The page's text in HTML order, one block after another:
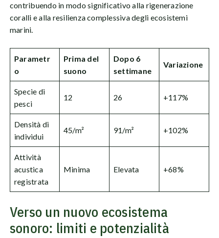
contribuendo in modo significativo alla rigenerazione
coralli e alla resilienza complessiva degli ecosistemi
marini.
Parametr
o
Prima del
suono
Dopo 6
settimane
Variazione
Specie di
pesci
12 26 +117%
Densità di
individui
45/m² 91/m² +102%
Attività
acustica
registrata
Minima Elevata +68%
Verso un nuovo ecosistema
sonoro: limiti e potenzialità